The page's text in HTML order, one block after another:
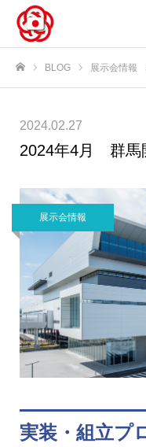
BLOG 展示会情報
2024.02.27
2024年4月 群馬
展示会情報
実装・組立プ